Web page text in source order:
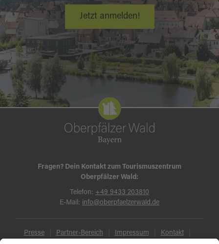
Jetzt anmelden!
Fragen? Dein Kontakt zum Tourismuszentrum
Oberpfälzer Wald:
Telefon: +49 9433 203810
E-Mail: info@oberpfaelzerwald.de
Presse Partner-Bereich Impressum Kontakt